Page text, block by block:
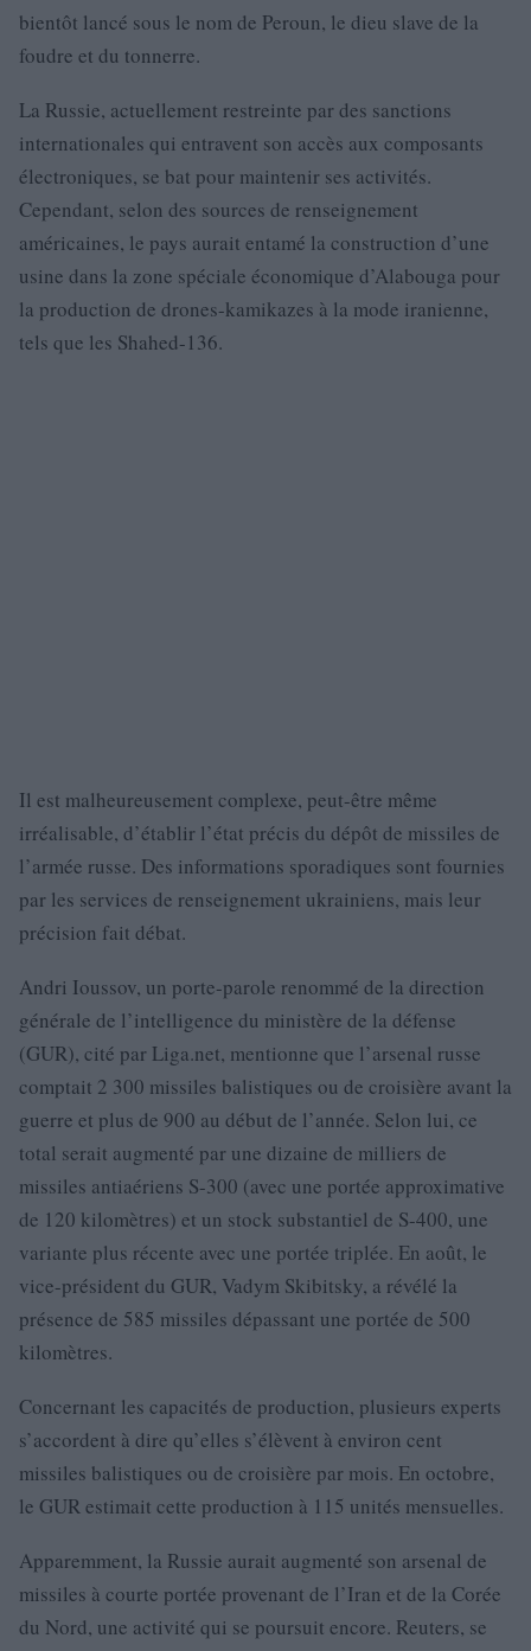
bientôt lancé sous le nom de Peroun, le dieu slave de la
foudre et du tonnerre.
La Russie, actuellement restreinte par des sanctions
internationales qui entravent son accès aux composants
électroniques, se bat pour maintenir ses activités.
Cependant, selon des sources de renseignement
américaines, le pays aurait entamé la construction d’une
usine dans la zone spéciale économique d’Alabouga pour
la production de drones-kamikazes à la mode iranienne,
tels que les Shahed-136.
Il est malheureusement complexe, peut-être même
irréalisable, d’établir l’état précis du dépôt de missiles de
l’armée russe. Des informations sporadiques sont fournies
par les services de renseignement ukrainiens, mais leur
précision fait débat.
Andri Ioussov, un porte-parole renommé de la direction
générale de l’intelligence du ministère de la défense
(GUR), cité par Liga.net, mentionne que l’arsenal russe
comptait 2 300 missiles balistiques ou de croisière avant la
guerre et plus de 900 au début de l’année. Selon lui, ce
total serait augmenté par une dizaine de milliers de
missiles antiaériens S-300 (avec une portée approximative
de 120 kilomètres) et un stock substantiel de S-400, une
variante plus récente avec une portée triplée. En août, le
vice-président du GUR, Vadym Skibitsky, a révélé la
présence de 585 missiles dépassant une portée de 500
kilomètres.
Concernant les capacités de production, plusieurs experts
s’accordent à dire qu’elles s’élèvent à environ cent
missiles balistiques ou de croisière par mois. En octobre,
le GUR estimait cette production à 115 unités mensuelles.
Apparemment, la Russie aurait augmenté son arsenal de
missiles à courte portée provenant de l’Iran et de la Corée
du Nord, une activité qui se poursuit encore. Reuters, se